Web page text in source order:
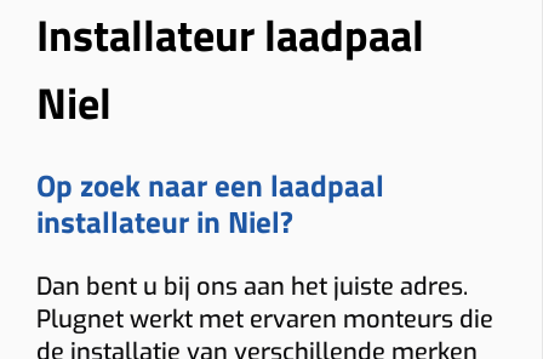
Installateur laadpaal
Niel
Op zoek naar een laadpaal
installateur in Niel?
Dan bent u bij ons aan het juiste adres.
Plugnet werkt met ervaren monteurs die